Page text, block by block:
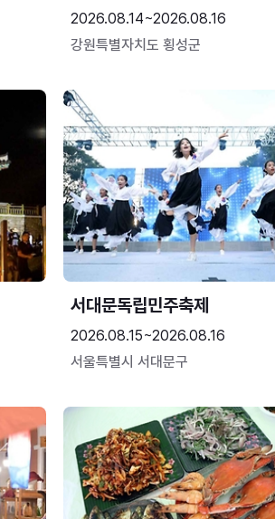
2026.08.14~2026.08.16
강원특별자치도 횡성군
서대문독립민주축제
2026.08.15~2026.08.16
서울특별시 서대문구